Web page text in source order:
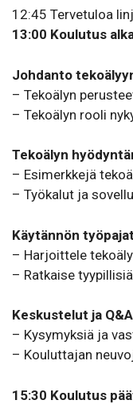
12:45 Tervetuloa
13:00 Koulutus
Johdanto
– Tekoälyn
– Tekoälyn rooli
Tekoälyn
– Esimerkkejä
– Työkalut ja
Käytännön työpajat
– Harjoittele
– Ratkaise
Keskustelut ja Q&A
– Kysymyksiä ja
– Kouluttajan
15:30 Koulutus